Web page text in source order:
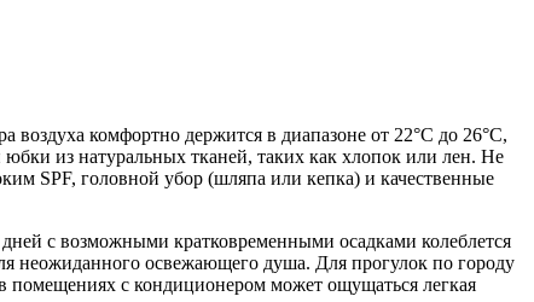
воздуха комфортно держится в диапазоне от 22°C до 26°C,
из натуральных тканей, таких как хлопок или лен. Не
SPF, головной убор (шляпа или кепка) и качественные
с возможными кратковременными осадками колеблется
неожиданного освежающего душа. Для прогулок по городу
с кондиционером может ощущаться легкая